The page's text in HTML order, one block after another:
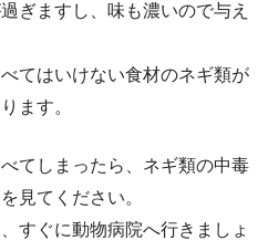
ぎますし、味も濃いので与え
てはいけない食材のネギ類が
ます。
てしまったら、ネギ類の中毒
見てください。
すぐに動物病院へ行きましょ